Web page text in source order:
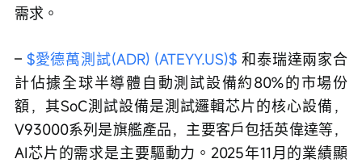
需求。
– $愛德萬測試(ADR) (ATEYY.US)$ 和泰瑞達兩家合
計佔據全球半導體自動測試設備約80%的市場份
額，其SoC測試設備是測試邏輯芯片的核心設備，
V93000系列是旗艦產品，主要客戶包括英偉達等，
AI芯片的需求是主要驅動力。2025年11月的業績顯